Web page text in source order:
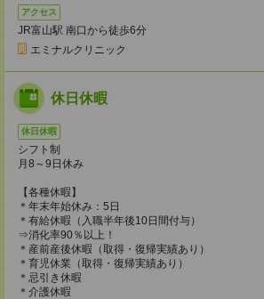
アクセス
JR富山駅 南口から徒歩6分
エミナルクリニック
休日休暇
休日休暇
シフト制
月8～9日休み
【各種休暇】
＊年末年始休み：5日
＊有給休暇（入職半年後10日間付与）
⇒消化率90％以上！
＊産前産後休暇（取得・復帰実績あり）
＊育児休業（取得・復帰実績あり）
＊忌引き休暇
＊介護休暇